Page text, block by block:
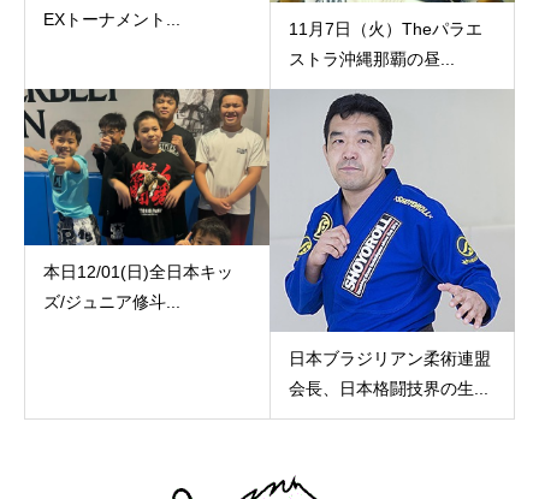
EXトーナメント...
11月7日（火）Theパラエ
ストラ沖縄那覇の昼...
本日12/01(日)全日本キッ
ズ/ジュニア修斗...
日本ブラジリアン柔術連盟
会長、日本格闘技界の生...